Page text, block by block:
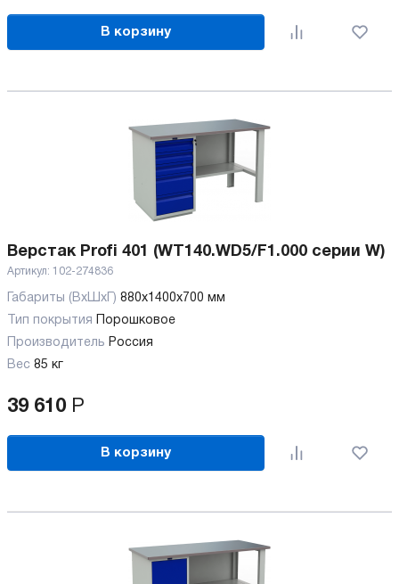
В корзину
Верстак Profi 401 (WT140.WD5/F1.000 серии W)
Артикул: 102-274836
Габариты (ВхШхГ) 880x1400x700 мм
Тип покрытия
Порошковое
Производитель Россия
Вес 85 кг
39 610 Р
В корзину